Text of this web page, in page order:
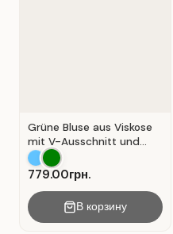
Grüne Bluse aus Viskose
mit V-Ausschnitt und
Wickeloptik. Grün.
779.00грн.
В корзину